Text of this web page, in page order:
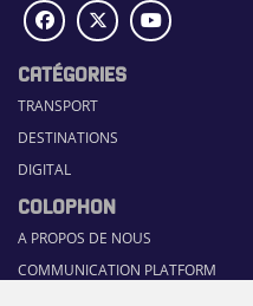
CATÉGORIES
TRANSPORT
DESTINATIONS
DIGITAL
COLOPHON
A PROPOS DE NOUS
COMMUNICATION PLATFORM